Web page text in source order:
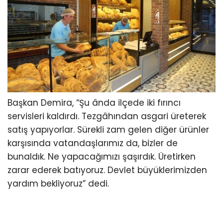
Başkan Demira, “Şu ânda ilçede iki fırıncı
servisleri kaldırdı. Tezgâhından asgari üreterek
satış yapıyorlar. Sürekli zam gelen diğer ürünler
karşısında vatandaşlarımız da, bizler de
bunaldık. Ne yapacağımızı şaşırdık. Üretirken
zarar ederek batıyoruz. Devlet büyüklerimizden
yardım bekliyoruz” dedi.